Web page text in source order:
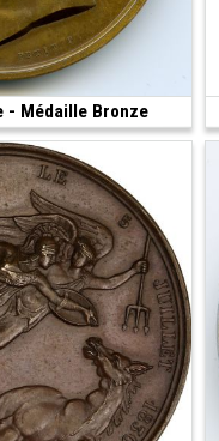
- Médaille Bronze480 €